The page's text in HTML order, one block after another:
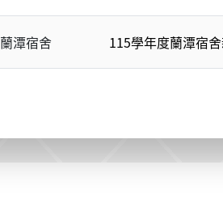
蘭潭宿舍 115學年度蘭潭宿